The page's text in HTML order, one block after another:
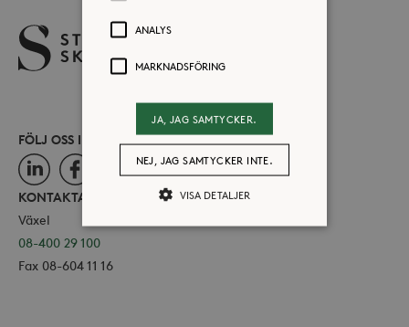
FÖLJ OSS I SOCIALA MEDIER
LinkedInFacebookInstagram
KONTAKTA OSS
Växel
08-400 29 100
Fax 08-604 11 16
ANALYS
MARKNADSFÖRING
JA, JAG SAMTYCKER.
NEJ, JAG SAMTYCKER INTE.
VISA DETALJER